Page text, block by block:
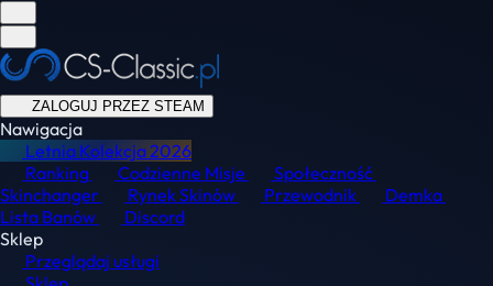
ZALOGUJ PRZEZ STEAM
Nawigacja
Letnia Kolekcja2026
Ranking
Codzienne Misje
Społeczność
Skinchanger
Rynek Skinów Przewodnik
Demka
Lista Banów
Discord
Sklep
Przeglądaj usługi